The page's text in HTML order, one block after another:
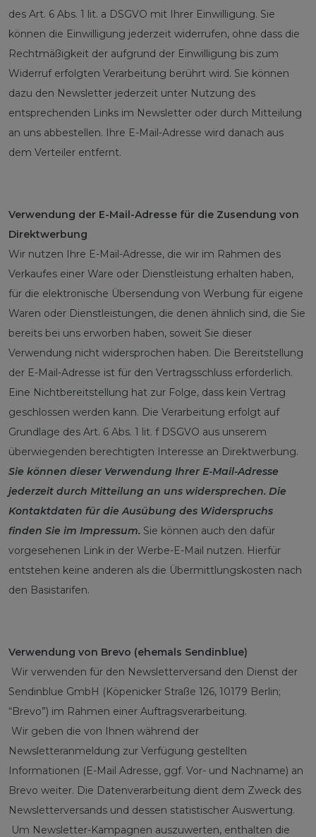
des Art. 6 Abs. 1 lit. a DSGVO mit Ihrer Einwilligung. Sie
können die Einwilligung jederzeit widerrufen, ohne dass die
Rechtmäßigkeit der aufgrund der Einwilligung bis zum
Widerruf erfolgten Verarbeitung berührt wird. Sie können
dazu den Newsletter jederzeit unter Nutzung des
entsprechenden Links im Newsletter oder durch Mitteilung
an uns abbestellen. Ihre E-Mail-Adresse wird danach aus
dem Verteiler entfernt.
Verwendung der E-Mail-Adresse für die Zusendung von
Direktwerbung
Wir nutzen Ihre E-Mail-Adresse, die wir im Rahmen des
Verkaufes einer Ware oder Dienstleistung erhalten haben,
für die elektronische Übersendung von Werbung für eigene
Waren oder Dienstleistungen, die denen ähnlich sind, die Sie
bereits bei uns erworben haben, soweit Sie dieser
Verwendung nicht widersprochen haben. Die Bereitstellung
der E-Mail-Adresse ist für den Vertragsschluss erforderlich.
Eine Nichtbereitstellung hat zur Folge, dass kein Vertrag
geschlossen werden kann. Die Verarbeitung erfolgt auf
Grundlage des Art. 6 Abs. 1 lit. f DSGVO aus unserem
überwiegenden berechtigten Interesse an Direktwerbung.
Sie können dieser Verwendung Ihrer E-Mail-Adresse
jederzeit durch Mitteilung an uns widersprechen. Die
Kontaktdaten für die Ausübung des Widerspruchs
finden Sie im Impressum. Sie können auch den dafür
vorgesehenen Link in der Werbe-E-Mail nutzen. Hierfür
entstehen keine anderen als die Übermittlungskosten nach
den Basistarifen.
Verwendung von Brevo (ehemals Sendinblue)
Wir verwenden für den Newsletterversand den Dienst der
Sendinblue GmbH (Köpenicker Straße 126, 10179 Berlin;
“Brevo”) im Rahmen einer Auftragsverarbeitung.
Wir geben die von Ihnen während der
Newsletteranmeldung zur Verfügung gestellten
Informationen (E-Mail Adresse, ggf. Vor- und Nachname) an
Brevo weiter. Die Datenverarbeitung dient dem Zweck des
Newsletterversands und dessen statistischer Auswertung.
Um Newsletter-Kampagnen auszuwerten, enthalten die